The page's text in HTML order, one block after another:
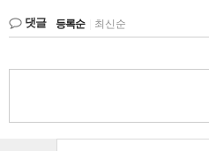
댓글 등록순 최신순